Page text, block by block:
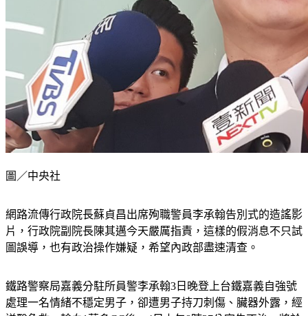
圖／中央社
網路流傳行政院長蘇貞昌出席殉職警員李承翰告別式的造謠影
片，行政院副院長陳其邁今天嚴厲指責，這樣的假消息不只試
圖誤導，也有政治操作嫌疑，希望內政部盡速清查。
鐵路警察局嘉義分駐所員警李承翰3日晚登上台鐵嘉義自強號
處理一名情緒不穩定男子，卻遭男子持刀刺傷、臟器外露，經